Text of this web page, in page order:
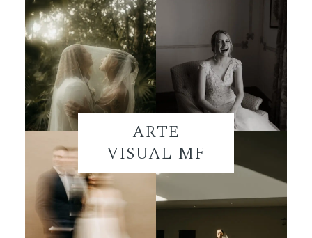
ARTE
VISUAL MF